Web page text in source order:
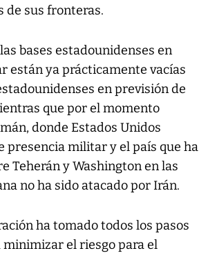
de sus fronteras.
bases estadounidenses en
están ya prácticamente vacías
en previsión de
que por el momento
donde Estados Unidos
presencia militar y el país que ha
Teherán y Washington en las
no ha sido atacado por Irán.
ha tomado todos los pasos
minimizar el riesgo para el